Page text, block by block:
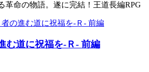
革命の物語。遂に完結！王道長編RPG
む道に祝福を‐Ｒ‐ 前編